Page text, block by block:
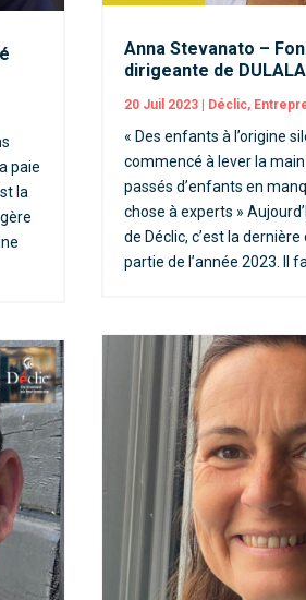
paie
la
Anna Stevanato –
dirigeante de DULALA
20 Juil 2023| Déclic,
« Des enfants à l’origine
commencé à lever la
passés d’enfants en
chose à experts »
de Déclic, c’est la
partie de l’année 2023. Il